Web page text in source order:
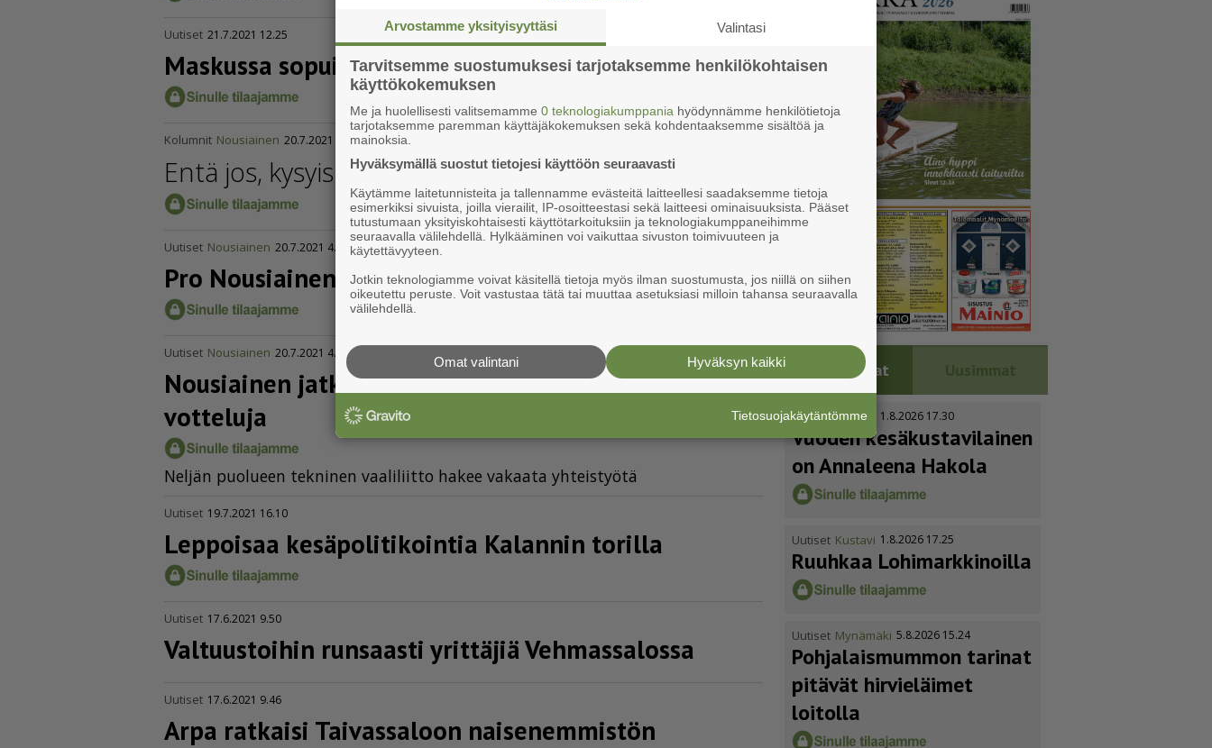
Uutiset 21.7.2021 12.25
Maskussa sopuisat paikka­neu­vot­telut
Kolumnit Nousiainen 20.7.2021 4.10
Entä jos, kysyisi Tervo
Uutiset Nousiainen 20.7.2021 4.05
Pro Nousiainen vetoaa vaalitulokseen
Uutiset Nousiainen 20.7.2021 4.00
Nousiainen jatkaa elokuussa luotta­mus­paik­ka­neu­
vot­teluja
Nel­jän puo­lu­een tek­ni­nen vaa­li­liit­to ha­kee va­kaa­ta yh­teis­työ­tä
Uutiset 19.7.2021 16.10
Leppoisaa kesäpo­li­ti­kointia Kalannin torilla
Uutiset 17.6.2021 9.50
Valtuustoihin runsaasti yrittäjiä Vehmassalossa
Uutiset 17.6.2021 9.46
Arpa ratkaisi Taivassaloon naisenemmistön
Luetuimmat Uusimmat
Uutiset Kustavi 1.8.2026 17.30
Vuoden kesäkus­ta­vi­lainen
on Annaleena Hakola
Uutiset Kustavi 1.8.2026 17.25
Ruuhkaa Lohimark­ki­noilla
Uutiset Mynämäki 5.8.2026 15.24
Pohja­lais­mummon tarinat
pitävät hirvieläimet
loitolla
Arvostamme yksityisyyttäsi Valintasi
Tarvitsemme suostumuksesi tarjotaksemme henkilökohtaisen
käyttökokemuksen
Me ja huolellisesti valitsemamme 0 teknologiakumppania hyödynnämme henkilötietoja
tarjotaksemme paremman käyttäjäkokemuksen sekä kohdentaaksemme sisältöä ja
mainoksia.
Hyväksymällä suostut tietojesi käyttöön seuraavasti
Käytämme laitetunnisteita ja tallennamme evästeitä laitteellesi saadaksemme tietoja
esimerkiksi sivuista, joilla vierailit, IP-osoitteestasi sekä laitteesi ominaisuuksista. Pääset
tutustumaan yksityiskohtaisesti käyttötarkoituksiin ja teknologiakumppaneihimme
seuraavalla välilehdellä. Hylkääminen voi vaikuttaa sivuston toimivuuteen ja
käytettävyyteen.
Jotkin teknologiamme voivat käsitellä tietoja myös ilman suostumusta, jos niillä on siihen
oikeutettu peruste. Voit vastustaa tätä tai muuttaa asetuksiasi milloin tahansa seuraavalla
välilehdellä.
Hyväksyn kaikki
Omat valintani
Tietosuojakäytäntömme